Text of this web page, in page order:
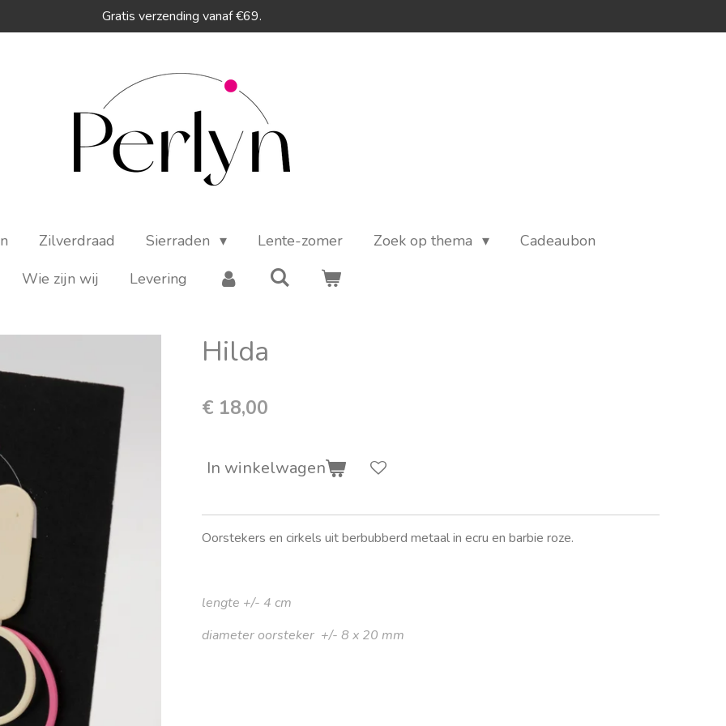
Gratis verzending vanaf €69.
Zilverdraad Sierraden Lente-zomer Zoek op thema
Cadeaubon
Wie zijn wij
Levering
Hilda
€ 18,00
In winkelwagen
Oorstekers en cirkels uit berbubberd metaal in ecru en barbie roze.
lengte +/- 4 cm
diameter oorsteker +/- 8 x 20 mm